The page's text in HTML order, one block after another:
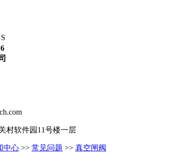
村软件园11号楼一层
中心 >> 常见问题 >> 真空闸阀